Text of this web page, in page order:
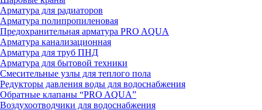
Арматура для радиаторов
Арматура полипропиленовая
Предохранительная арматура PRO AQUA
Арматура канализационная
Арматура для труб ПНД
Арматура для бытовой техники
Смесительные узлы для теплого пола
Редукторы давления воды для водоснабжения
Обратные клапаны “PRO AQUA”
Воздухоотводчики для водоснабжения